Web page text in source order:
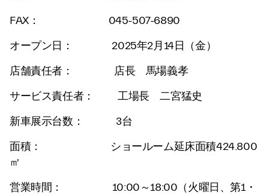
FAX： 045-507-6890
オープン日： 2025年2月14日（金）
店舗責任者： 店長 馬場義孝
サービス責任者： 工場長 二宮猛史
新車展示台数： 3台
面積： ショールーム延床面積424.800
㎡
営業時間： 10:00～18:00（火曜日、第1・